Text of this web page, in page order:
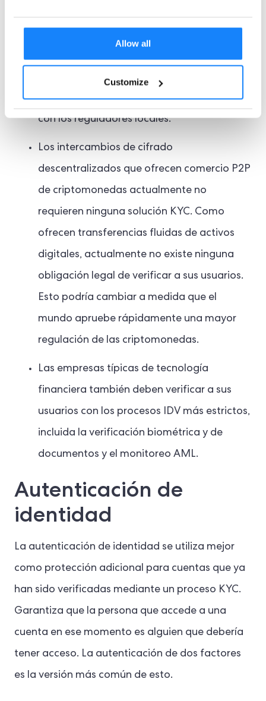
Allow all
Customize
posibilidad de multas ALD.
real (RWA) tokenizados también debe
iniciar un proceso CIP e IDV si desea cumplir
con los reguladores locales.
Los intercambios de cifrado
descentralizados que ofrecen comercio P2P
de criptomonedas actualmente no
requieren ninguna solución KYC. Como
ofrecen transferencias fluidas de activos
digitales, actualmente no existe ninguna
obligación legal de verificar a sus usuarios.
Esto podría cambiar a medida que el
mundo apruebe rápidamente una mayor
regulación de las criptomonedas.
Las empresas típicas de tecnología
financiera también deben verificar a sus
usuarios con los procesos IDV más estrictos,
incluida la verificación biométrica y de
documentos y el monitoreo AML.
Autenticación de
identidad
La autenticación de identidad se utiliza mejor
como protección adicional para cuentas que ya
han sido verificadas mediante un proceso KYC.
Garantiza que la persona que accede a una
cuenta en ese momento es alguien que debería
tener acceso. La autenticación de dos factores
es la versión más común de esto.